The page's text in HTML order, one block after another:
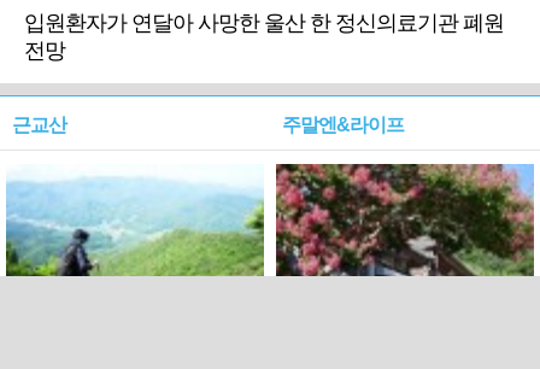
입원환자가 연달아 사망한 울산 한 정신의료기관 폐원
전망
근교산 주말엔&라이프